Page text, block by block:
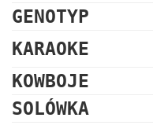
GENOTYP
KARAOKE
KOWBOJE
SOLÓWKA